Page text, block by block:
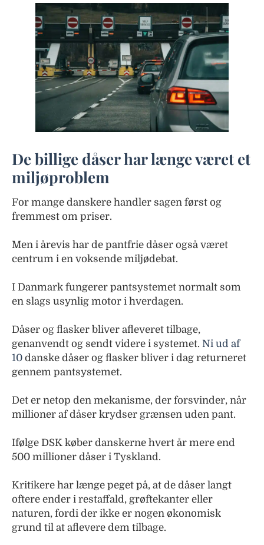
De billige dåser har længe været et
miljøproblem
For mange danskere handler sagen først og
fremmest om priser.
Men i årevis har de pantfrie dåser også været
centrum i en voksende miljødebat.
I Danmark fungerer pantsystemet normalt som
en slags usynlig motor i hverdagen.
Dåser og flasker bliver afleveret tilbage,
genanvendt og sendt videre i systemet. Ni ud af
10 danske dåser og flasker bliver i dag returneret
gennem pantsystemet.
Det er netop den mekanisme, der forsvinder, når
millioner af dåser krydser grænsen uden pant.
Ifølge DSK køber danskerne hvert år mere end
500 millioner dåser i Tyskland.
Kritikere har længe peget på, at de dåser langt
oftere ender i restaffald, grøftekanter eller
naturen, fordi der ikke er nogen økonomisk
grund til at aflevere dem tilbage.